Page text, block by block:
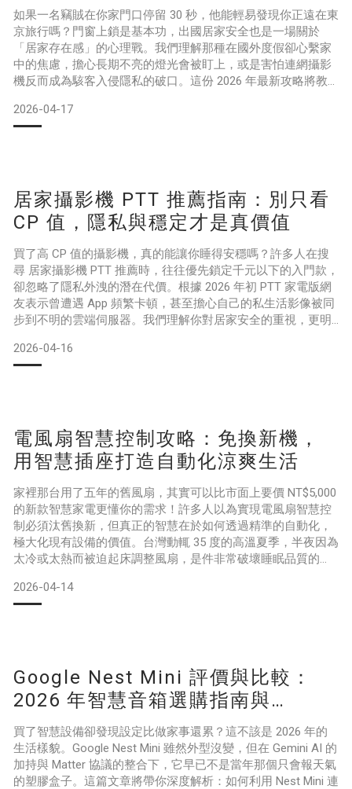
如果一名竊賊在你家門口停留 30 秒，他能輕易發現你正遠在東
京旅行嗎？門窗上鎖是基本功，出國居家安全也是一場關於
「居家存在感」的心理戰。我們理解那種在國外度假卻心繫家
中的焦慮，擔心長期不亮的燈光會被盯上，或是害怕連網攝影
機反而成為駭客入侵隱私的破口。這份 2026 年最新攻略將教
完美的人在現場假象。我們將透過自動化燈光模擬、即時門窗
監測與基於 Thread 技術的意外預防，為你解析如何建構一套
2026-04-17
居家攝影機 PTT 推薦指南：別只看
CP 值，隱私與穩定才是真價值
買了高 CP 值的攝影機，真的能讓你睡得安穩嗎？許多人在搜
尋 居家攝影機 PTT 推薦時，往往優先鎖定千元以下的入門款，
卻忽略了隱私外洩的潛在代價。根據 2026 年初 PTT 家電版網
友表示曾遭遇 App 頻繁卡頓，甚至擔心自己的私生活影像被同
步到不明的雲端伺服器。我們理解你對居家安全的重視，更明
為你解析 PTT 討論熱度最高的三大監控痛點，並揭示為何 Eve
Cam 能憑藉 Apple HomeKit 安全錄影技術 (HKSV)，成為追求
2026-04-16
電風扇智慧控制攻略：免換新機，
用智慧插座打造自動化涼爽生活
家裡那台用了五年的舊風扇，其實可以比市面上要價 NT$5,000
的新款智慧家電更懂你的需求！許多人以為實現電風扇智慧控
制必須汰舊換新，但真正的智慧在於如何透過精準的自動化，
極大化現有設備的價值。台灣動輒 35 度的高溫夏季，半夜因為
太冷或太熱而被迫起床調整風扇，是件非常破壞睡眠品質的
將教你如何利用智慧插座與感測器升級舊家電，讓風扇具備自
動控溫與遠端操作的靈魂。我們將幫你省下夏季電費，同時確
2026-04-14
Google Nest Mini 評價與比較：
2026 年智慧音箱選購指南與
Matter 整合建議
買了智慧設備卻發現設定比做家事還累？這不該是 2026 年的
生活樣貌。Google Nest Mini 雖然外型沒變，但在 Gemini AI 的
加持與 Matter 協議的整合下，它早已不是當年那個只會報天氣
的塑膠盒子。這篇文章將帶你深度解析：如何利用 Nest Mini 連